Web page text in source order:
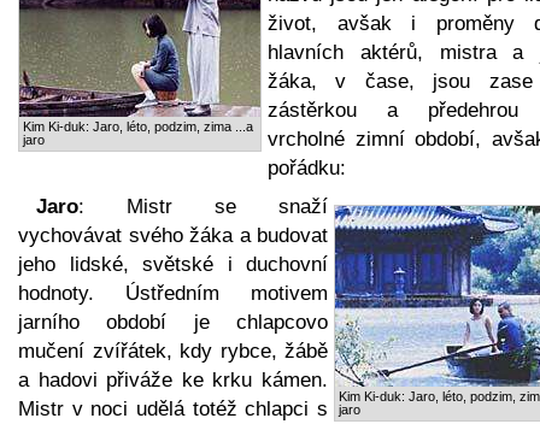
Kim Ki-duk: Jaro, léto, podzim, zima ...a
jaro
život, avšak i proměny
hlavních aktérů, mistra a
žáka, v čase, jsou zase
zástěrkou a předehrou
vrcholné zimní období,
pořádku:
Kim Ki-duk: Jaro, léto, podzim,
jaro
Jaro: Mistr se snaží
vychovávat svého žáka a budovat
jeho lidské, světské i duchovní
hodnoty. Ústředním motivem
jarního období je chlapcovo
mučení zvířátek, kdy rybce, žábě
a hadovi přiváže ke krku kámen.
Mistr v noci udělá totéž chlapci s